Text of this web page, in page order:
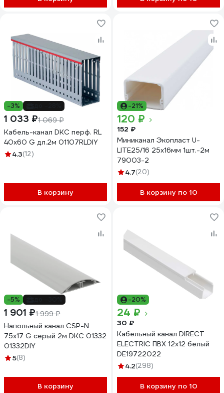
-3%
1 033 ₽1 069 ₽
Кабель-канал DKC перф. RL
40x60 G дл.2м 01107RLDIY
4.3(12)
В корзину
-21%
120 ₽
152 ₽
Миниканал Экопласт U-
LITE25/16 25х16мм 1шт.-2м
79003-2
4.7(20)
В корзину по 10
-5%
1 901 ₽1 999 ₽
Напольный канал СSP-N
75x17 G серый 2м DKC 01332
01332DIY
5(8)
В корзину
-20%
24 ₽
30 ₽
Кабельный канал DIRECT
ELECTRIC ПВХ 12x12 белый
DE19722022
4.2(298)
В корзину по 10